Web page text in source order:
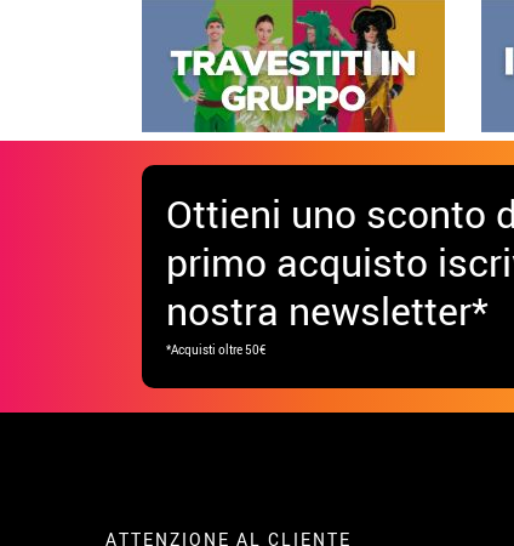
Ottieni uno sconto
primo acquisto
nostra newsletter*
*Acquisti oltre 50€
ATTENZIONE AL CLIENTE